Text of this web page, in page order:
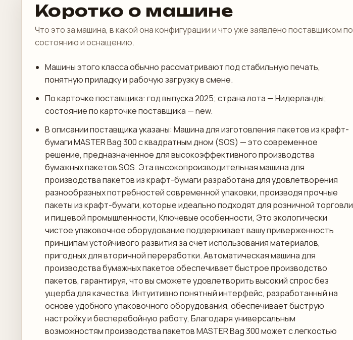
Коротко о машине
Что это за машина, в какой она конфигурации и что уже заявлено поставщиком по
состоянию и оснащению.
Машины этого класса обычно рассматривают под стабильную печать,
понятную приладку и рабочую загрузку в смене.
По карточке поставщика: год выпуска 2025; страна лота — Нидерланды;
состояние по карточке поставщика — new.
В описании поставщика указаны: Машина для изготовления пакетов из крафт-
бумаги MASTER Bag 300 с квадратным дном (SOS) — это современное
решение, предназначенное для высокоэффективного производства
бумажных пакетов SOS. Эта высокопроизводительная машина для
производства пакетов из крафт-бумаги разработана для удовлетворения
разнообразных потребностей современной упаковки, производя прочные
пакеты из крафт-бумаги, которые идеально подходят для розничной торговли
и пищевой промышленности, Ключевые особенности, Это экологически
чистое упаковочное оборудование поддерживает вашу приверженность
принципам устойчивого развития за счет использования материалов,
пригодных для вторичной переработки. Автоматическая машина для
производства бумажных пакетов обеспечивает быстрое производство
пакетов, гарантируя, что вы сможете удовлетворить высокий спрос без
ущерба для качества. Интуитивно понятный интерфейс, разработанный на
основе удобного упаковочного оборудования, обеспечивает быструю
настройку и бесперебойную работу, Благодаря универсальным
возможностям производства пакетов MASTER Bag 300 может с легкостью